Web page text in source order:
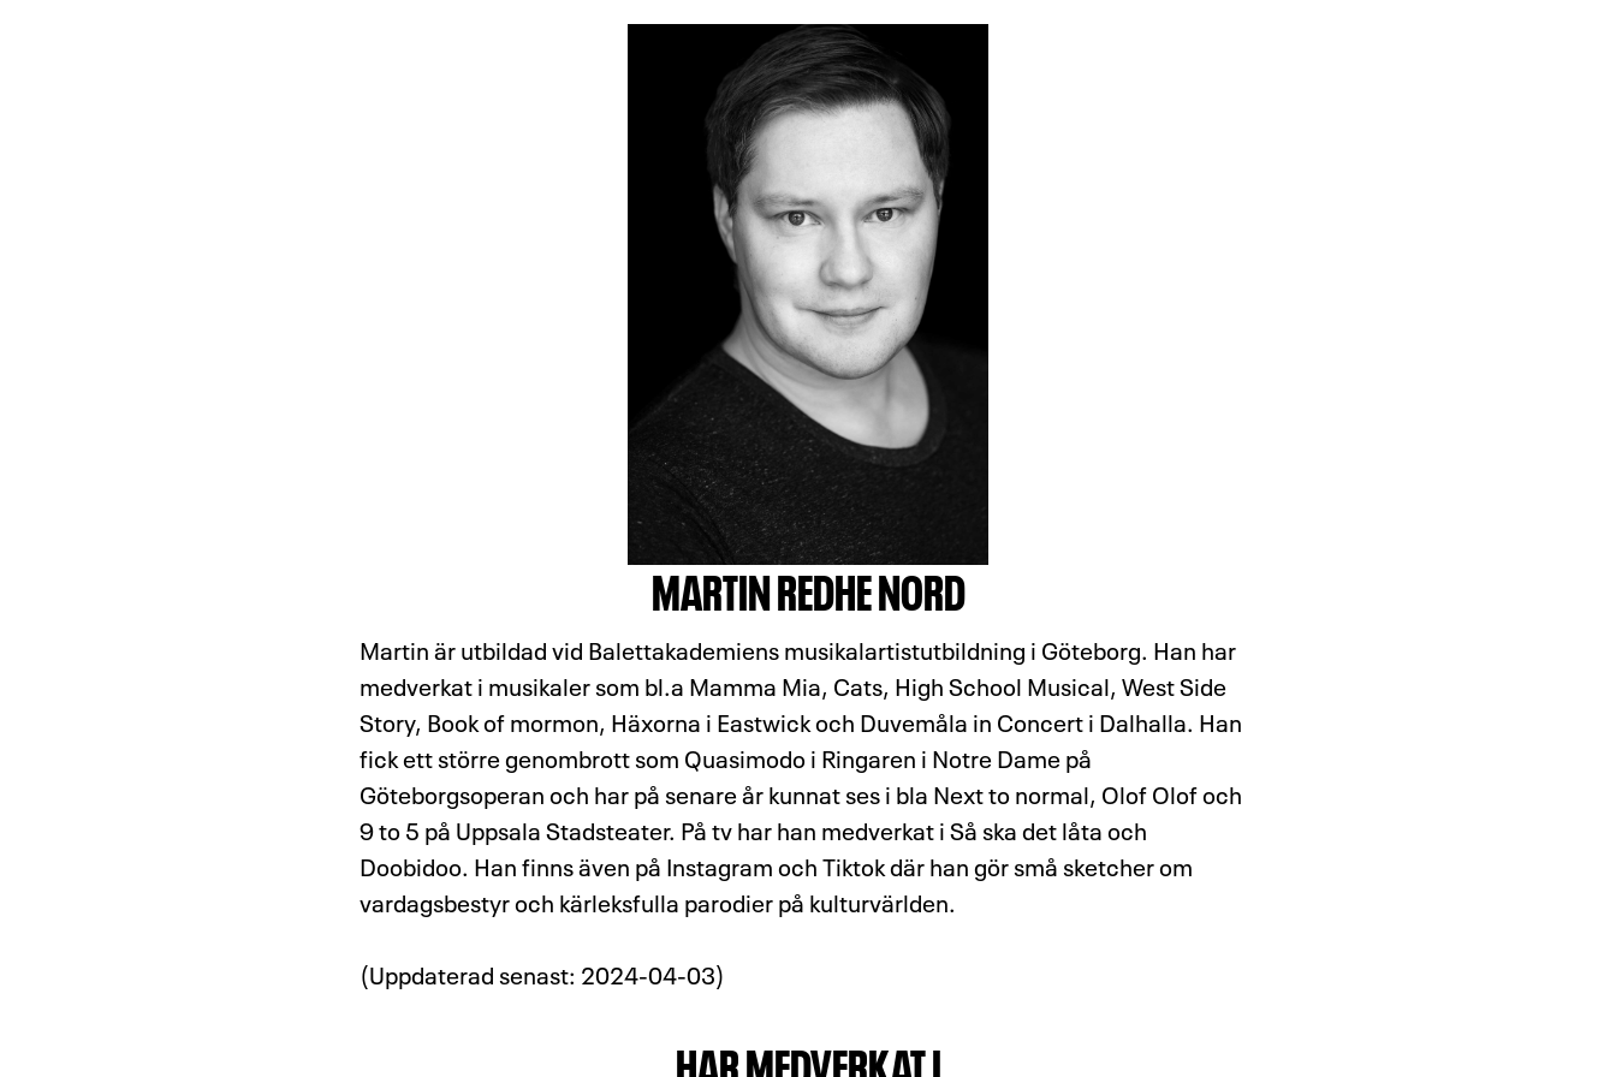
MARTIN REDHE NORD
Martin är utbildad vid Balettakademiens musikalartistutbildning i Göteborg. Han har
medverkat i musikaler som bl.a Mamma Mia, Cats, High School Musical, West Side
Story, Book of mormon, Häxorna i Eastwick och Duvemåla in Concert i Dalhalla. Han
fick ett större genombrott som Quasimodo i Ringaren i Notre Dame på
Göteborgsoperan och har på senare år kunnat ses i bla Next to normal, Olof Olof och
9 to 5 på Uppsala Stadsteater. På tv har han medverkat i Så ska det låta och
Doobidoo. Han finns även på Instagram och Tiktok där han gör små sketcher om
vardagsbestyr och kärleksfulla parodier på kulturvärlden.
(Uppdaterad senast: 2024-04-03)
HAR MEDVERKAT I